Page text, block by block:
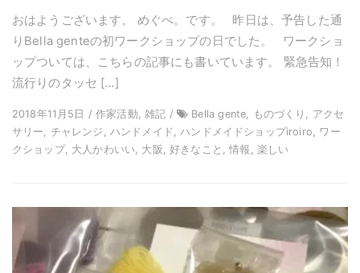
おはようございます。 めぐぺ。です。 昨日は、予告した通
りBella genteの初ワークショップの日でした。 ワークショ
ップついては、こちらの記事にも書いています。 緊急告知！
流行りのタッセ […]
2018年11月5日 / 作家活動, 雑記 /
Bella gente, ものづくり, アクセ
サリー, チャレンジ, ハンドメイド, ハンドメイドショップiroiro, ワー
クショップ, 大人かわいい, 大阪, 好きなこと, 情報, 楽しい